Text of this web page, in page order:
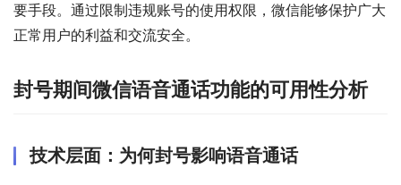
要手段。通过限制违规账号的使用权限，微信能够保护广大
正常用户的利益和交流安全。
封号期间微信语音通话功能的可用性分析
技术层面：为何封号影响语音通话